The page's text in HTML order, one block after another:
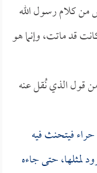
من كلام رسول الله
قد ماتت، وإنما هو
قول الذي نُقل عنه
فيتحنث فيه
لمثلها، حتى جاءه